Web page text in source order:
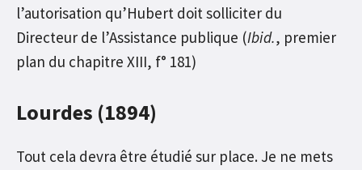
l’autorisation qu’Hubert doit solliciter du
Directeur de l’Assistance publique (Ibid., premier
plan du chapitre XIII, f° 181)
Lourdes (1894)
Tout cela devra être étudié sur place. Je ne mets